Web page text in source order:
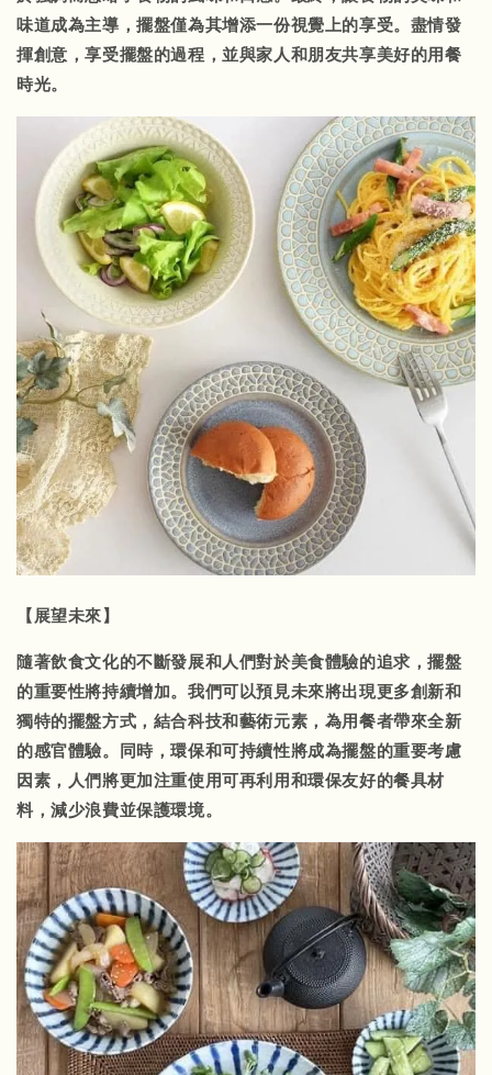
味道成為主導，擺盤僅為其增添一份視覺上的享受。盡情發
揮創意，享受擺盤的過程，並與家人和朋友共享美好的用餐
時光。
【展望未來】
隨著飲食文化的不斷發展和人們對於美食體驗的追求，擺盤
的重要性將持續增加。我們可以預見未來將出現更多創新和
獨特的擺盤方式，結合科技和藝術元素，為用餐者帶來全新
的感官體驗。同時，環保和可持續性將成為擺盤的重要考慮
因素，人們將更加注重使用可再利用和環保友好的餐具材
料，減少浪費並保護環境。